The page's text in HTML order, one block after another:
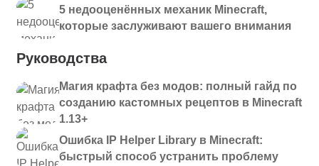
5 недооценённых механик Minecraft,
которые заслуживают вашего внимания
Руководства
Магия крафта без модов: полный гайд по
созданию кастомных рецептов в Minecraft
1.13+
Ошибка IP Helper Library в Minecraft:
быстрый способ устранить проблему